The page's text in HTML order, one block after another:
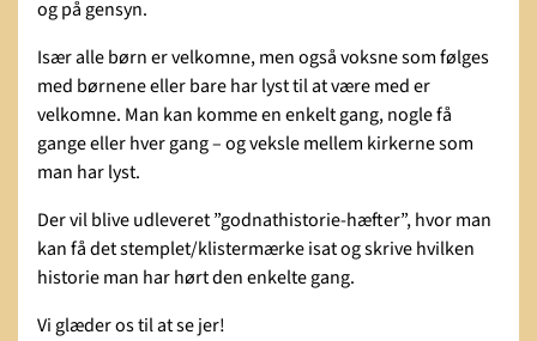
og på gensyn.
Især alle børn er velkomne, men også voksne som følges
med børnene eller bare har lyst til at være med er
velkomne. Man kan komme en enkelt gang, nogle få
gange eller hver gang – og veksle mellem kirkerne som
man har lyst.
Der vil blive udleveret ”godnathistorie-hæfter”, hvor man
kan få det stemplet/klistermærke isat og skrive hvilken
historie man har hørt den enkelte gang.
Vi glæder os til at se jer!